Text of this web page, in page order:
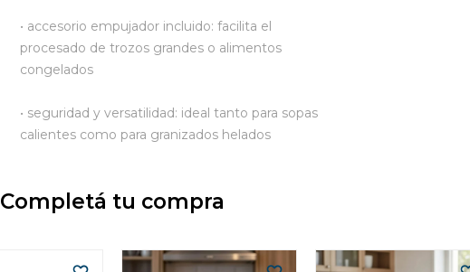
• accesorio empujador incluido: facilita el
procesado de trozos grandes o alimentos
congelados
• seguridad y versatilidad: ideal tanto para sopas
calientes como para granizados helados
Completá tu compra